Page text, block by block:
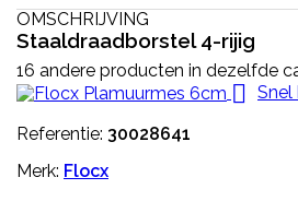
OMSCHRIJVING
Staaldraadborstel 4-rijig
16 andere producten in dezelfde
 Snel
Referentie: 30028641
Merk: Flocx